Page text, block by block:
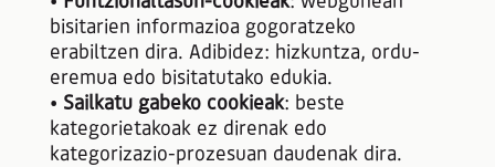
bisitarien informazioa gogoratzeko
erabiltzen dira. Adibidez: hizkuntza, ordu-
eremua edo bisitatutako edukia.
• Sailkatu gabeko cookieak: beste
kategorietakoak ez direnak edo
kategorizazio-prozesuan daudenak dira.